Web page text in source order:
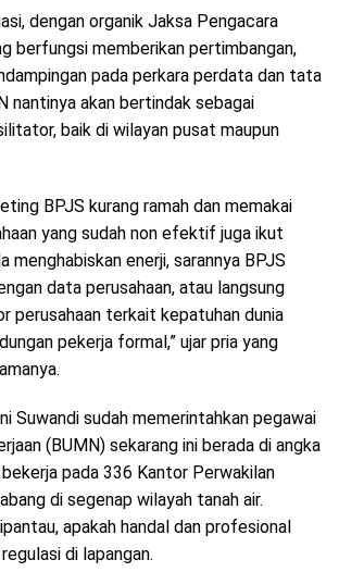
dengan organik Jaksa Pengacara
berfungsi memberikan pertimbangan,
pada perkara perdata dan tata
nantinya akan bertindak sebagai
baik di wilayan pusat maupun
BPJS kurang ramah dan memakai
yang sudah non efektif juga ikut
menghabiskan enerji, sarannya BPJS
data perusahaan, atau langsung
perusahaan terkait kepatuhan dunia
pekerja formal,” ujar pria yang
Suwandi sudah memerintahkan pegawai
(BUMN) sekarang ini berada di angka
pada 336 Kantor Perwakilan
di segenap wilayah tanah air.
apakah handal dan profesional
di lapangan.